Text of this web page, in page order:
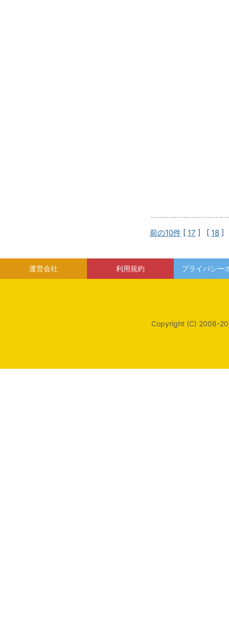
前の10件 [ 17 ] [ 18 ]
運営会社 利用規約 プライバシー
Copyright (C) 2008-